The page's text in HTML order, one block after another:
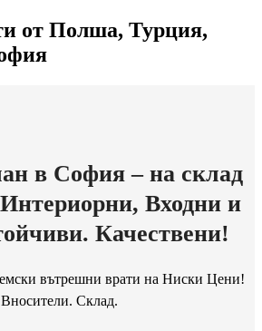
от Полша, Турция,
в София – на склад
Входни и
Качествени!
вътрешни врати на Ниски Цени!
Вносители. Склад.